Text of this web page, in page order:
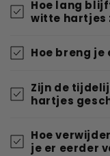
Hoe lang
witte hartjes
Hoe breng
Zijn de
hartjes
Hoe
je er eerder